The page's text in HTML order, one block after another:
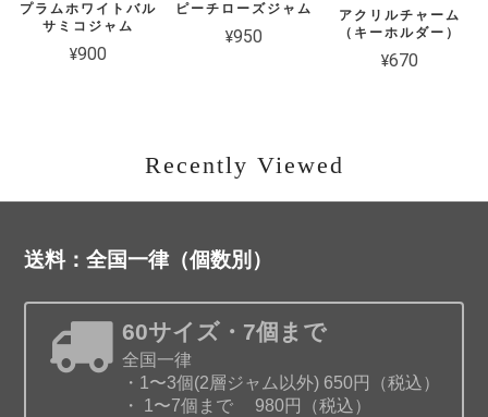
プラムホワイトバル
サミコジャム
¥900
ピーチローズジャム
¥950
アクリルチャーム
（キーホルダー）
¥670
Recently Viewed
送料：全国一律（個数別）
60サイズ・7個まで
全国一律
・1〜3個(2層ジャム以外) 650円（税込）
・ 1〜7個まで 980円（税込）